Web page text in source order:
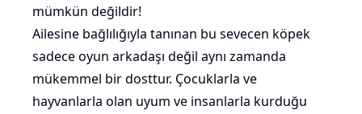
mümkün değildir!
Ailesine bağlılığıyla tanınan bu sevecen köpek
sadece oyun arkadaşı değil aynı zamanda
mükemmel bir dosttur. Çocuklarla ve
hayvanlarla olan uyum ve insanlarla kurduğu